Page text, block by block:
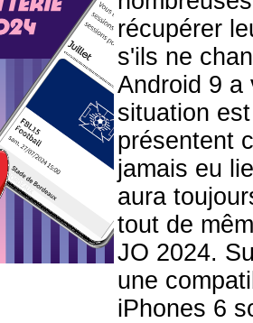
récupérer
s'ils ne
Android 9 a
situation
présentent
jamais eu
aura
tout de
JO 2024.
une
iPhones 6